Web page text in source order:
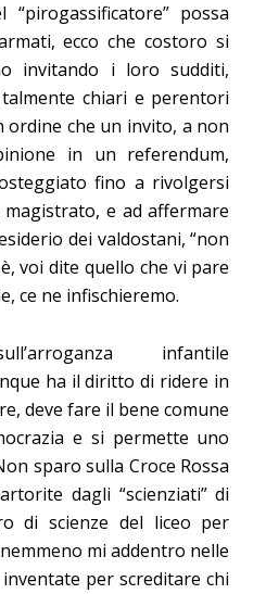
possa
ecco che costoro si
invitando i loro sudditi,
chiari e perentori
che un invito, a non
in un referendum,
fino a rivolgersi
e ad affermare
dei valdostani, “non
voi dite quello che vi pare
ce ne infischieremo.
infantile
ha il diritto di ridere in
deve fare il bene comune
e si permette uno
sparo sulla Croce Rossa
dagli “scienziati” di
di scienze del liceo per
mi addentro nelle
per screditare chi